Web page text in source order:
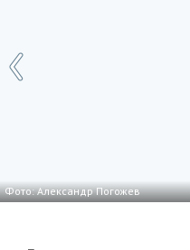
Фото: Александр Погожев